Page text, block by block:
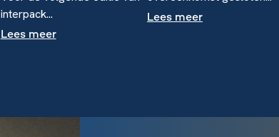
interpack...
Lees meer
Lees meer